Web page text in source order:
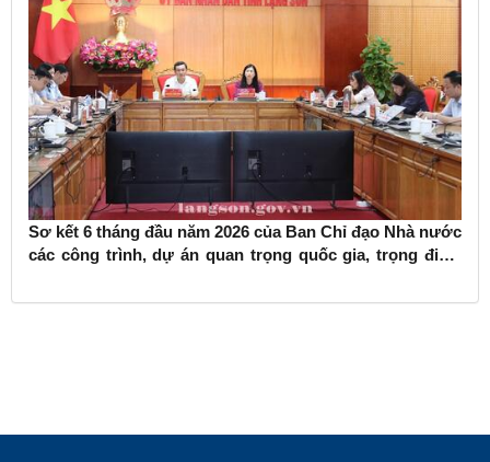
Sơ kết 6 tháng đầu năm 2026 của Ban Chỉ đạo Nhà nước
các công trình, dự án quan trọng quốc gia, trọng điểm